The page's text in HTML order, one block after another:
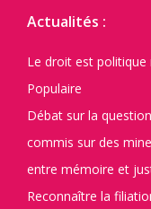
Actualités :
Le droit est politique
Populaire
Débat sur la
commis sur des
entre mémoire et
Reconnaître la